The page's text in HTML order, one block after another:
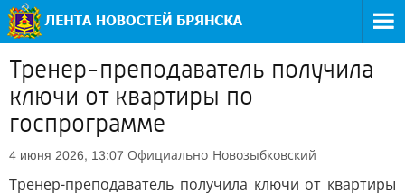
Тренер-преподаватель получила
ключи от квартиры по
госпрограмме
4 июня 2026, 13:07 Официально Новозыбковский
Тренер-преподаватель получила ключи от квартиры